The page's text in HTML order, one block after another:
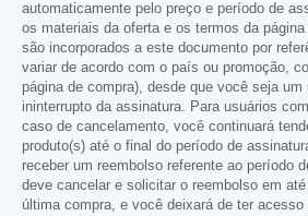
automaticamente pelo preço e período de
os materiais da oferta e os termos da
são incorporados a este documento por
variar de acordo com o país ou promoção,
página de compra), desde que você seja
ininterrupto da assinatura. Para usuários
caso de cancelamento, você continuará
produto(s) até o final do período de
receber um reembolso referente ao período
deve cancelar e solicitar o reembolso em
última compra, e você deixará de ter acesso